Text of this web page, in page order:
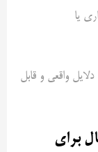
یا
واقعی و قابل
واژینال برای